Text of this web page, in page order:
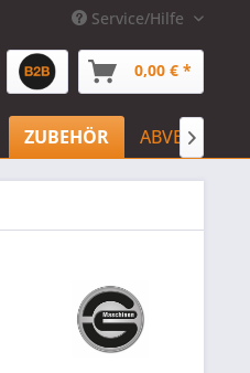
Service/Hilfe
0,00 € *
ZUBEHÖR ABVERKAUF
